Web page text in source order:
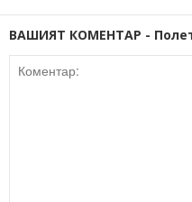
ВАШИЯТ КОМЕНТАР -